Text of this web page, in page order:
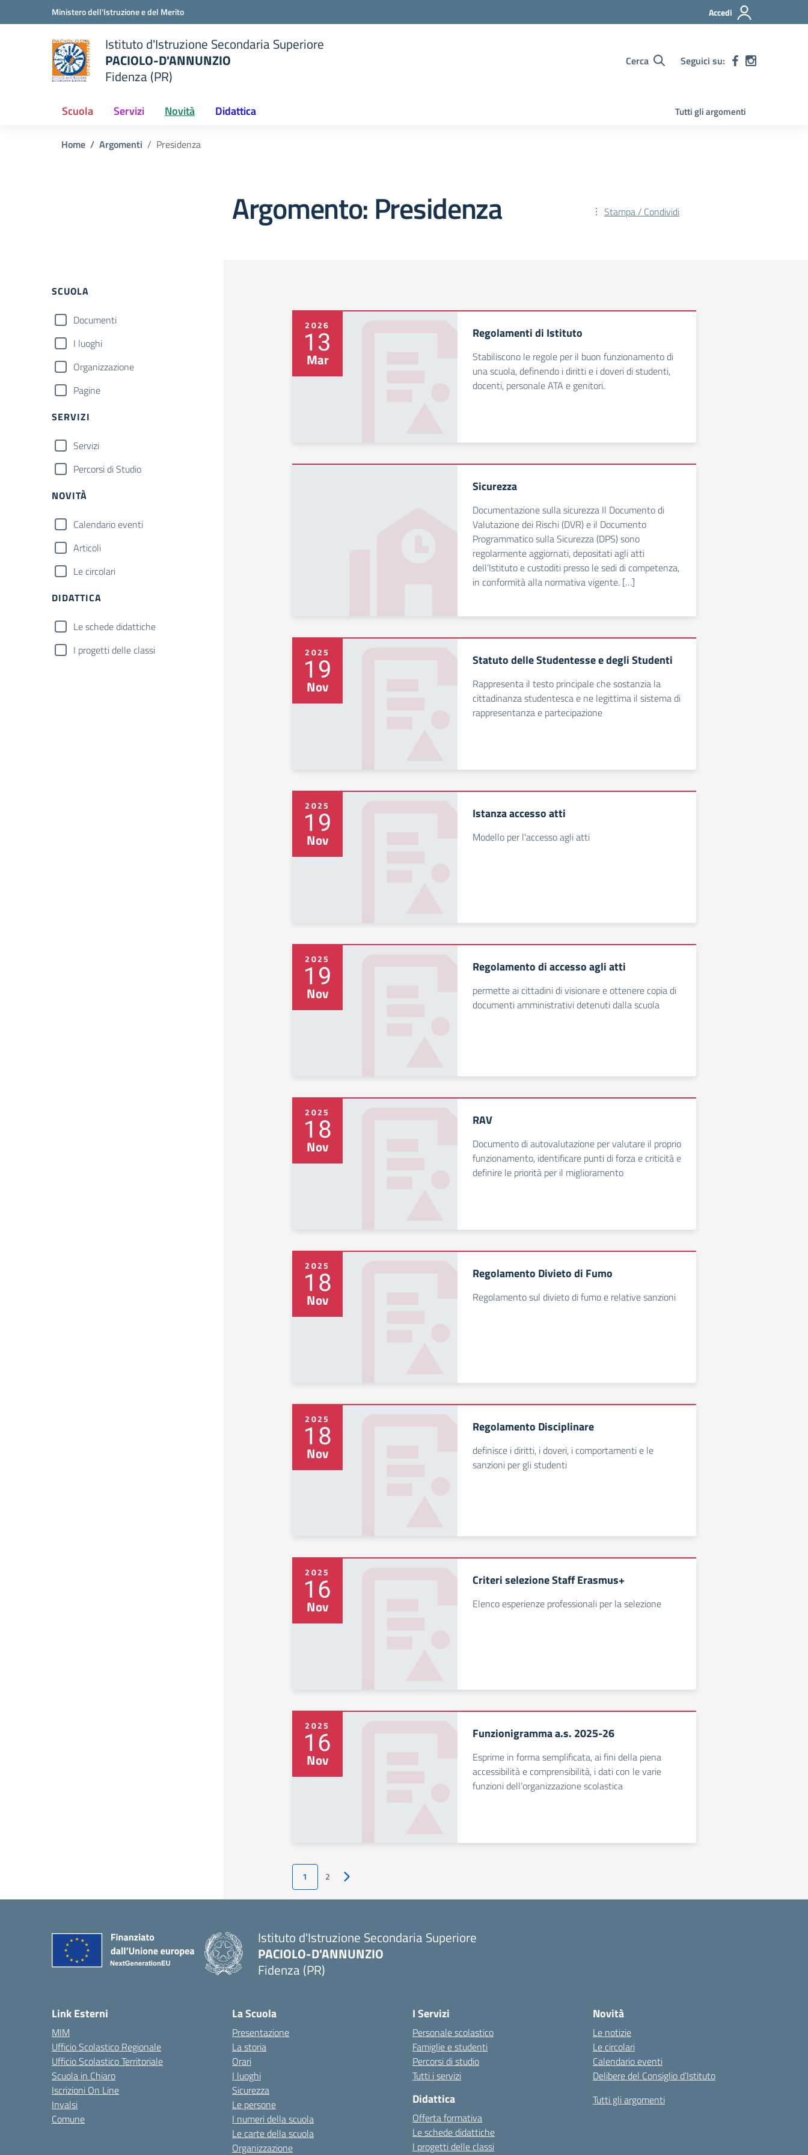
Vai ai contenuti
Vai al menu di navigazioneMinistero dell'Istruzione e del Merito Accedi
scuola
Istituto d'Istruzione Secondaria Superiore
PACIOLO-D'ANNUNZIO
Fidenza (PR)
Cerca Seguici su:
Scuola Servizi Novità Didattica Tutti gli argomenti
Home Argomenti Presidenza
Argomento: Presidenza Stampa / Condividi
Filtri
SCUOLA
Documenti
I luoghi
Organizzazione
Pagine
SERVIZI
Servizi
Percorsi di Studio
NOVITÀ
Calendario eventi
Articoli
Le circolari
DIDATTICA
Le schede didattiche
I progetti delle classi
2026
13
Mar
Regolamenti di Istituto
Stabiliscono le regole per il buon funzionamento di
una scuola, definendo i diritti e i doveri di studenti,
docenti, personale ATA e genitori.
Sicurezza
Documentazione sulla sicurezza Il Documento di
Valutazione dei Rischi (DVR) e il Documento
Programmatico sulla Sicurezza (DPS) sono
regolarmente aggiornati, depositati agli atti
dell’Istituto e custoditi presso le sedi di competenza,
in conformità alla normativa vigente. […]
2025
19
Nov
Statuto delle Studentesse e degli Studenti
Rappresenta il testo principale che sostanzia la
cittadinanza studentesca e ne legittima il sistema di
rappresentanza e partecipazione
2025
19
Nov
Istanza accesso atti
Modello per l'accesso agli atti
2025
19
Nov
Regolamento di accesso agli atti
permette ai cittadini di visionare e ottenere copia di
documenti amministrativi detenuti dalla scuola
2025
18
Nov
RAV
Documento di autovalutazione per valutare il proprio
funzionamento, identificare punti di forza e criticità e
definire le priorità per il miglioramento
2025
18
Nov
Regolamento Divieto di Fumo
Regolamento sul divieto di fumo e relative sanzioni
2025
18
Nov
Regolamento Disciplinare
definisce i diritti, i doveri, i comportamenti e le
sanzioni per gli studenti
2025
16
Nov
Criteri selezione Staff Erasmus+
Elenco esperienze professionali per la selezione
2025
16
Nov
Funzionigramma a.s. 2025-26
Esprime in forma semplificata, ai fini della piena
accessibilità e comprensibilità, i dati con le varie
funzioni dell’organizzazione scolastica
1 2 Pagina successiva
Istituto d'Istruzione Secondaria Superiore
PACIOLO-D'ANNUNZIO
Fidenza (PR)
Link Esterni
MIM
Ufficio Scolastico Regionale
Ufficio Scolastico Territoriale
Scuola in Chiaro
Iscrizioni On Line
Invalsi
Comune
La Scuola
Presentazione
La storia
Orari
I luoghi
Sicurezza
Le persone
I numeri della scuola
Le carte della scuola
Organizzazione
I Servizi
Personale scolastico
Famiglie e studenti
Percorsi di studio
Tutti i servizi
Didattica
Offerta formativa
Le schede didattiche
I progetti delle classi
Novità
Le notizie
Le circolari
Calendario eventi
Delibere del Consiglio d’Istituto
Tutti gli argomenti